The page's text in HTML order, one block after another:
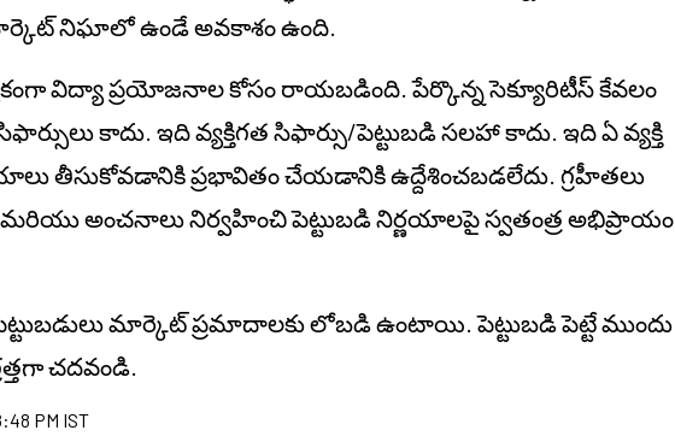
నిఘాలో ఉండే అవకాశం ఉంది.
విద్యా ప్రయోజనాల కోసం రాయబడింది. పేర్కొన్న సెక్యూరిటీస్ కేవలం
కాదు. ఇది వ్యక్తిగత సిఫార్సు/పెట్టుబడి సలహా కాదు. ఇది ఏ వ్యక్తి
తీసుకోవడానికి ప్రభావితం చేయడానికి ఉద్దేశించబడలేదు. గ్రహీతలు
అంచనాలు నిర్వహించి పెట్టుబడి నిర్ణయాలపై స్వతంత్ర అభిప్రాయం
మార్కెట్ ప్రమాదాలకు లోబడి ఉంటాయి. పెట్టుబడి పెట్టే ముందు
చదవండి.
PM IST